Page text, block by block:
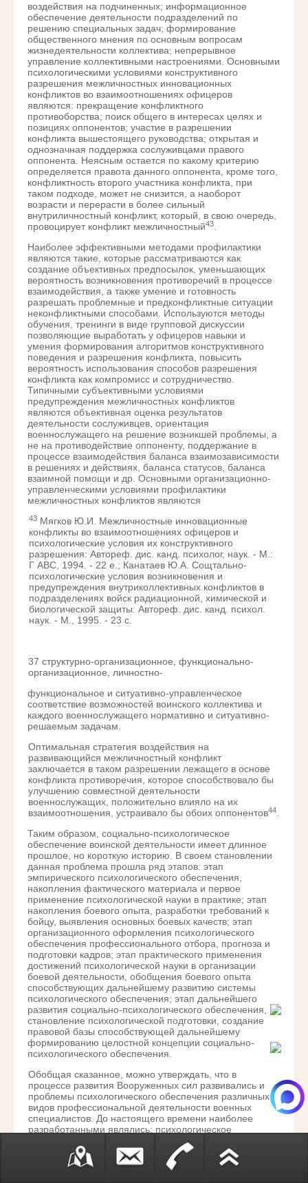
воздействия на подчиненных; информационное
обеспечение деятельности подразделений по
решению специальных задач; формирование
общественного мнения по основным вопросам
жизнедеятельности коллектива; непрерывное
управление коллективными настроениями. Основными
психологическими условиями конструктивного
разрешения межличностных инновационных
конфликтов во взаимоотношениях офицеров
являются: прекращение конфликтного
противоборства; поиск общего в интересах целях и
позициях оппонентов; участие в разрешении
конфликта вышестоящего руководства; открытая и
однозначная поддержка сослуживцами правого
оппонента. Неясным остается по какому критерию
определяется правота данного оппонента, кроме того,
конфликтность второго участника конфликта, при
таком подходе, может не снизится, а наоборот
возрасти и перерасти в более сильный
внутриличностный конфликт, который, в свою очередь,
провоцирует конфликт межличностный43
Наиболее эффективными методами профилактики
являются такие, которые рассматриваются как
создание объективных предпосылок, уменьшающих
вероятность возникновения противоречий в процессе
взаимодействия, а также умение и готовность
разрешать проблемные и предконфликтные ситуации
неконфликтными способами. Используются методы
обучения, тренинги в виде групповой дискуссии
позволяющие выработать у офицеров навыки и
умения формирования алгоритмов конструктивного
поведения и разрешения конфликта, повысить
вероятность использования способов разрешения
конфликта как компромисс и сотрудничество.
Типичными субъективными условиями
предупреждения межличностных конфликтов
являются объективная оценка результатов
деятельности сослуживцев, ориентация
военнослужащего на решение возникшей проблемы, а
не на противодействие оппоненту, поддержание в
процессе взаимодействия баланса взаимозависимости
в решениях и действиях, баланса статусов, баланса
взаимной помощи и др. Основными организационно-
управленческими условиями профилактики
межличностных конфликтов являются
43Мягков Ю.И. Межличностные инновационные
конфликты во взаимоотношениях офицеров и
психологические условия их конструктивного
разрешения: Автореф. дис. канд. психолог, наук. - М.:
Г ABC, 1994. - 22 е.; Канатаев Ю.А. Сощтально-
психологические условия возникновения и
предупреждения внутриколлективных конфликтов в
подразделениях войск радиационной, химической и
биологической защиты: Автореф. дис. канд. психол.
наук. - М., 1995. - 23 с.
37 структурно-организационное, функционально-
организационное, личностно-
функциональное и ситуативно-управленческое
соответствие возможностей воинского коллектива и
каждого военнослужащего нормативно и ситуативно-
решаемым задачам.
Оптимальная стратегия воздействия на
развивающийся межличностный конфликт
заключается в таком разрешении лежащего в основе
конфликта противоречия, которое способствовало бы
улучшению совместной деятельности
военнослужащих, положительно влияло на их
взаимоотношения, устраивало бы обоих оппонентов44.
Таким образом, социально-психологическое
обеспечение воинской деятельности имеет длинное
прошлое, но короткую историю. В своем становлении
данная проблема прошла ряд этапов: этап
эмпирического психологического обеспечения,
накопления фактического материала и первое
применение психологической науки в практике; этап
накопления боевого опыта, разработки требований к
бойцу, выявления основных боевых качеств; этап
организационного оформления психологического
обеспечения профессионального отбора, прогноза и
подготовки кадров; этап практического применения
достижений психологической науки в организации
боевой деятельности, обобщения боевого опыта
способствующих дальнейшему развитию системы
психологического обеспечения; этап дальнейшего
развития социально-психологического обеспечения,
становление психологической подготовки, создание
правовой базы способствующей дальнейшему
формированию целостной концепции социально-
психологического обеспечения.
Обобщая сказанное, можно утверждать, что в
процессе развития Вооруженных сил развивались и
проблемы психологического обеспечения различных
видов профессиональной деятельности военных
специалистов. До настоящего времени наиболее
разработанными являлись: психологическое
обеспечение летного обучения; психологическое
обеспечение профессионального становления
летного состава, безопасности полетов;
психологическое обеспечение подготовки летного